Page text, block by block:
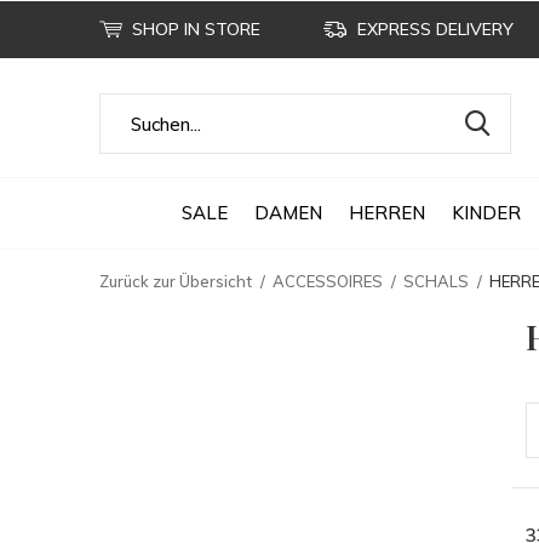
SALE DAMEN HERREN KINDER
SHOP IN STORE EXPRESS DELIVERY
Zurück zur Übersicht ACCESSOIRES SCHALS